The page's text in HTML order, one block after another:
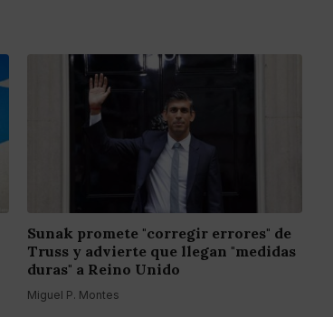
Sunak promete "corregir errores" de
Truss y advierte que llegan "medidas
duras" a Reino Unido
Miguel P. Montes